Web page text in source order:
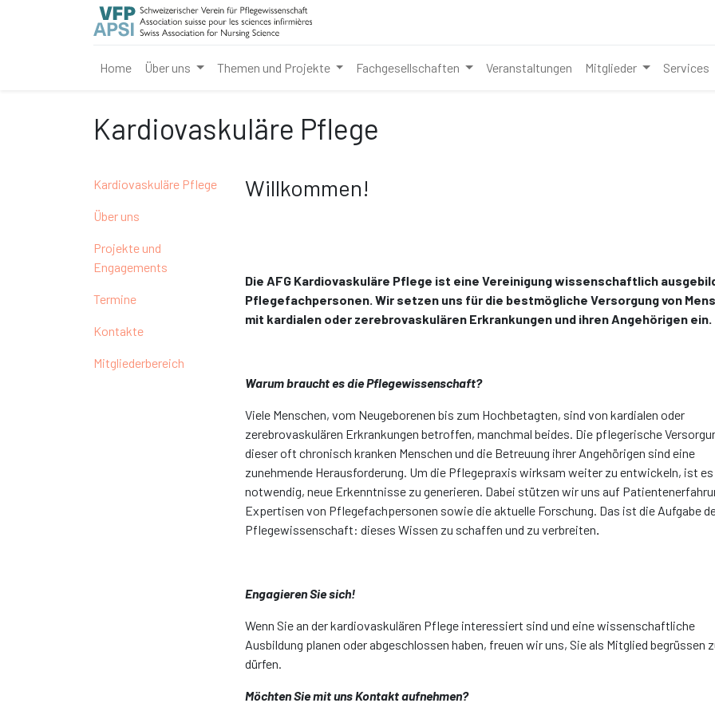
Home Über uns Themen und Projekte Fachgesellschaften Veranstaltungen Mitglieder Services
Kardiovaskuläre Pflege
Kardiovaskuläre Pflege
Über uns
Projekte und
Engagements
Termine
Kontakte
Mitgliederbereich
Willkommen!
Die AFG Kardiovaskuläre Pflege ist eine Vereinigung wissenschaftlich
Pflegefachpersonen. Wir setzen uns für die bestmögliche Versorgung von
mit kardialen oder zerebrovaskulären Erkrankungen und ihren Angehörigen ein.
Warum braucht es die Pflegewissenschaft?
Viele Menschen, vom Neugeborenen bis zum Hochbetagten, sind von kardialen oder
zerebrovaskulären Erkrankungen betroffen, manchmal beides. Die pflegerische
dieser oft chronisch kranken Menschen und die Betreuung ihrer Angehörigen sind eine
zunehmende Herausforderung. Um die Pflegepraxis wirksam weiter zu entwickeln, ist es
notwendig, neue Erkenntnisse zu generieren. Dabei stützen wir uns auf
Expertisen von Pflegefachpersonen sowie die aktuelle Forschung. Das ist die Aufgabe
Pflegewissenschaft: dieses Wissen zu schaffen und zu verbreiten.
Engagieren Sie sich!
Wenn Sie an der kardiovaskulären Pflege interessiert sind und eine wissenschaftliche
Ausbildung planen oder abgeschlossen haben, freuen wir uns, Sie als Mitglied begrüssen
dürfen.
Möchten Sie mit uns Kontakt aufnehmen?